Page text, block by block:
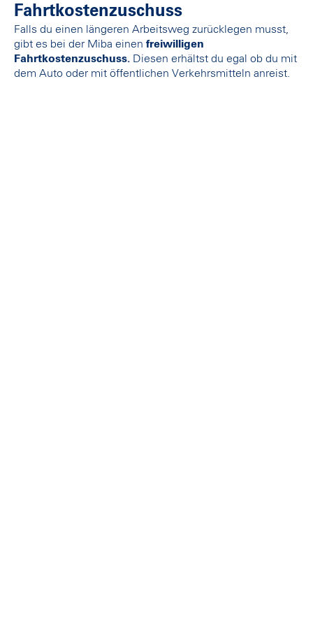
Fahrtkostenzuschuss
Falls du einen längeren Arbeitsweg zurücklegen musst,
gibt es bei der Miba einen freiwilligen
Fahrtkostenzuschuss. Diesen erhältst du egal ob du mit
dem Auto oder mit öffentlichen Verkehrsmitteln anreist.